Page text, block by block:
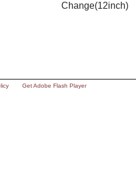
Change(12inch)
Get Adobe Flash Player